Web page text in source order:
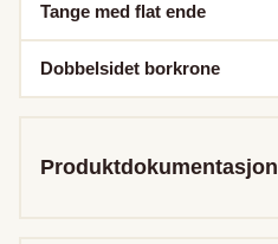
Tange med flat ende
Dobbelsidet borkrone
Produktdokumentasjon